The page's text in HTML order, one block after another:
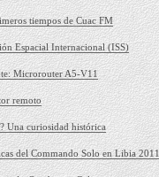
tiempos de Cuac FM
Espacial Internacional (ISS)
Microrouter A5-V11
remoto
Una curiosidad histórica
del Commando Solo en Libia 2011